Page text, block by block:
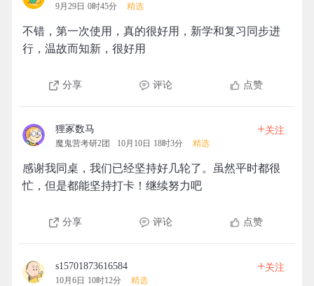
9月29日 0时45分 精选
不错，第一次使用，真的很好用，新学和复习同步进
行，温故而知新，很好用
分享 评论 点赞
狸冢数马
魔鬼营考研2团 10月10日 18时3分 精选
+关注
感谢我同桌，我们已经坚持好几轮了。虽然平时都很
忙，但是都能坚持打卡！继续努力吧
分享 评论 点赞
s15701873616584
10月6日 10时12分 精选
+关注